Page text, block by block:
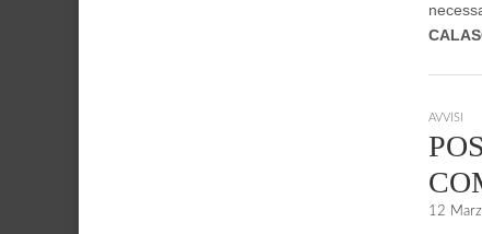
AVVISI
12